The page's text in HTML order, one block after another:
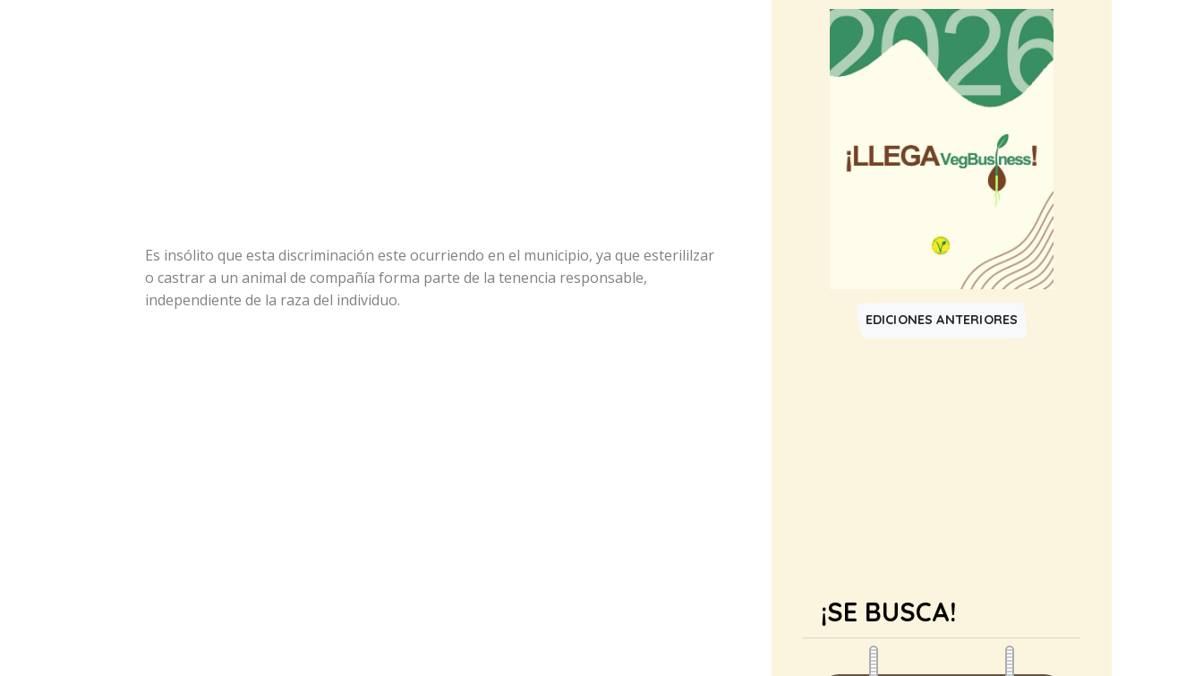
Es insólito que esta discriminación este ocurriendo en el municipio, ya que esterililzar
o castrar a un animal de compañía forma parte de la tenencia responsable,
independiente de la raza del individuo.
EDICIONES ANTERIORES
¡SE BUSCA!